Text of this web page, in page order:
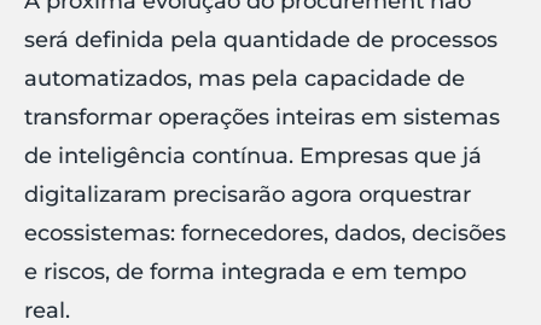
será definida pela quantidade de processos
automatizados, mas pela capacidade de
transformar operações inteiras em sistemas
de inteligência contínua. Empresas que já
digitalizaram precisarão agora orquestrar
ecossistemas: fornecedores, dados, decisões
e riscos, de forma integrada e em tempo
real.